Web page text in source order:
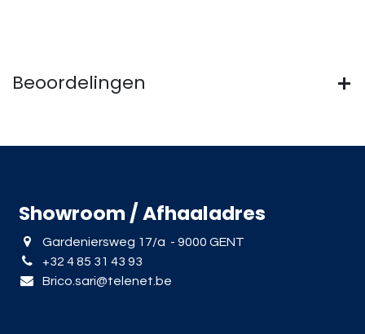
Beoordelingen
Showroom / Afhaaladres
Gardeniersweg 17/a - 9000 GENT
+32 4 85 31 43 93
Brico.sari@telenet.be